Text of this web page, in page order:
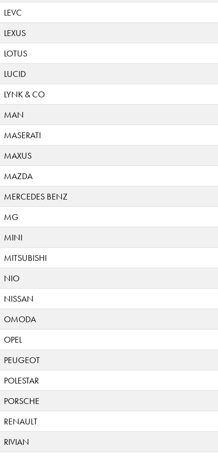
LEVC
LEXUS
LOTUS
LUCID
LYNK & CO
MAN
MASERATI
MAXUS
MAZDA
MERCEDES BENZ
MG
MINI
MITSUBISHI
NIO
NISSAN
OMODA
OPEL
PEUGEOT
POLESTAR
PORSCHE
RENAULT
RIVIAN